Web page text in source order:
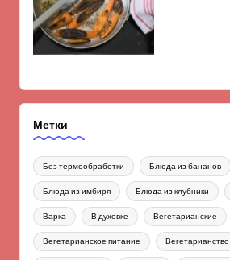
Метки
Без термообработки Блюда из бананов
Блюда из имбиря Блюда из клубники
Варка В духовке Вегетарианские
Вегетарианское питание Вегетарианство